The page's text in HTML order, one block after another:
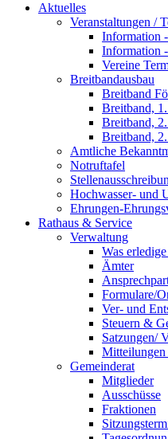
Aktuelles
Veranstaltungen /
Information
Information
Vereine
Breitbandausbau
Breitband
Breitband,
Breitband,
Breitband,
Amtliche
Notruftafel
Hochwasser- und
Ehrungen-
Rathaus & Service
Verwaltung
Was
Ämter
Formulare/
Ver- und
Steuern &
Satzungen/
Mitteilungen
Gemeinderat
Mitglieder
Ausschüsse
Fraktionen